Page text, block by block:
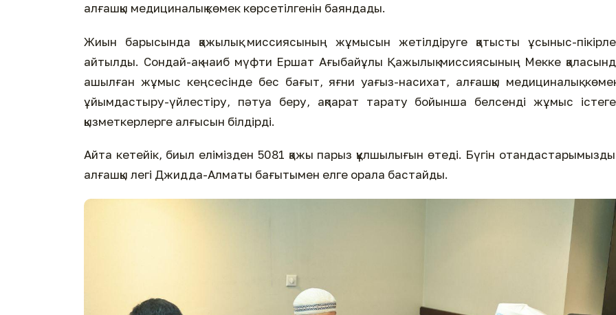
алғашқы медициналық көмек көрсетілгенін баяндады.
Жиын барысында қажылық миссиясының жұмысын жетілдіруге қатысты ұсыныс-
айтылды. Сондай-ақ наиб мүфти Ершат Ағыбайұлы Қажылық миссиясының Мекке
ашылған жұмыс кеңсесінде бес бағыт, яғни уағыз-насихат, алғашқы медициналық
ұйымдастыру-үйлестіру, пәтуа беру, ақпарат тарату бойынша белсенді жұмыс
қызметкерлерге алғысын білдірді.
Айта кетейік, биыл елімізден 5081 қажы парыз құлшылығын өтеді. Бүгін
алғашқы легі Джидда-Алматы бағытымен елге орала бастайды.